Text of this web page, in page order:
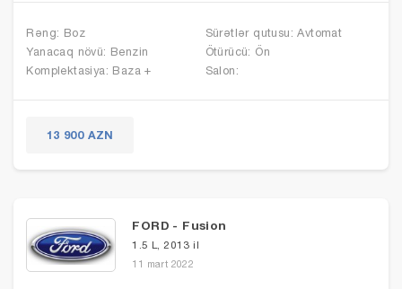
Rəng: Boz
Yanacaq növü: Benzin
Komplektasiya: Baza +
Sürətlər qutusu: Avtomat
Ötürücü: Ön
Salon:
13 900 AZN
FORD - Fusion
1.5 L, 2013 il
11 mart 2022